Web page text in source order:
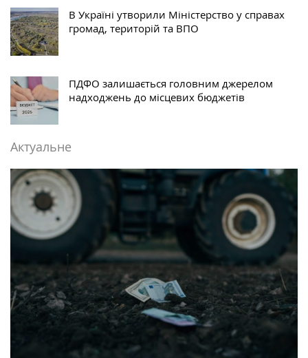
В Україні утворили Міністерство у справах
громад, територій та ВПО
ПДФО залишається головним джерелом
надходжень до місцевих бюджетів
Актуальне